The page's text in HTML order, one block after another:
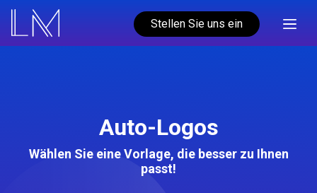
Stellen Sie uns ein
Auto-Logos
Wählen Sie eine Vorlage, die besser zu Ihnen
passt!